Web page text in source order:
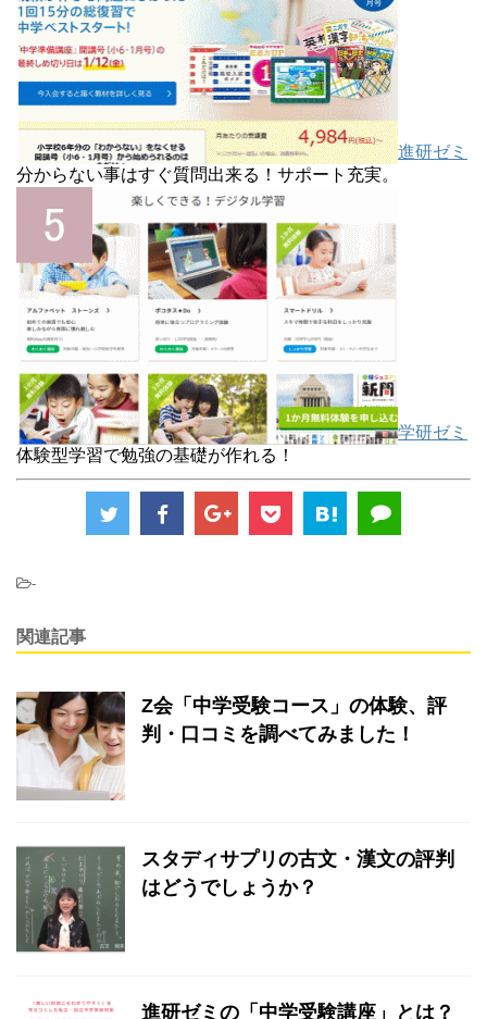
進研ゼミ
分からない事はすぐ質問出来る！サポート充実。
学研ゼミ
体験型学習で勉強の基礎が作れる！
-
関連記事
Z会「中学受験コース」の体験、評
判・口コミを調べてみました！
スタディサプリの古文・漢文の評判
はどうでしょうか？
進研ゼミの「中学受験講座」とは？